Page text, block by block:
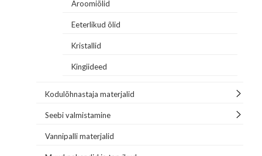
Aroomiõlid
Eeterlikud õlid
Kristallid
Kingiideed
Kodulõhnastaja materjalid
Seebi valmistamine
Vannipalli materjalid